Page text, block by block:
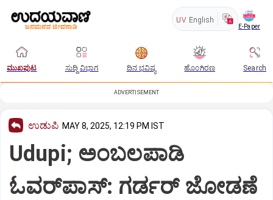
UV English
E-Paper
ಮುಖಪುಟ ಸುದ್ದಿ ವಿಭಾಗ ದಿನ ಭವಿಷ್ಯ ಹೊಂಗಿರಣ Search
ADVERTISEMENT
ಉಡುಪಿ MAY 8, 2025, 12:19 PM IST
Udupi; ಅಂಬಲಪಾಡಿ
ಓವರ್‌ಪಾಸ್‌: ಗರ್ಡರ್‌ ಜೋಡಣೆ